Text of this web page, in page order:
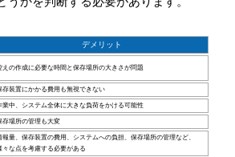
デメリット
えの作成に必要な時間と保存場所の大きさが問題
存装置にかかる費用も無視できない
業中、システム全体に大きな負荷をかける可能性
存場所の管理も大変
報量、保存装置の費用、システムへの負担、保存場所の管理など、
々な点を考慮する必要がある